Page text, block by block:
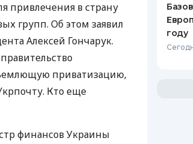
привлечения в страну
групп. Об этом заявил
Алексей Гончарук.
приватизацию,
Кто еще
финансов Украины
году